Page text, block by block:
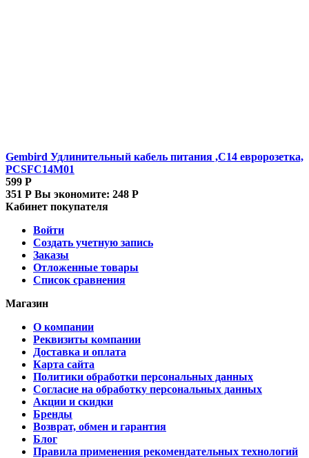
Gembird Удлинительный кабель питания ,C14 евророзетка,
PCSFC14M01
599 Р
351 Р Вы экономите: 248 Р
Кабинет покупателя
Войти
Создать учетную запись
Заказы
Отложенные товары
Список сравнения
Магазин
О компании
Реквизиты компании
Доставка и оплата
Карта сайта
Политики обработки персональных данных
Согласие на обработку персональных данных
Акции и скидки
Бренды
Возврат, обмен и гарантия
Блог
Правила применения рекомендательных технологий